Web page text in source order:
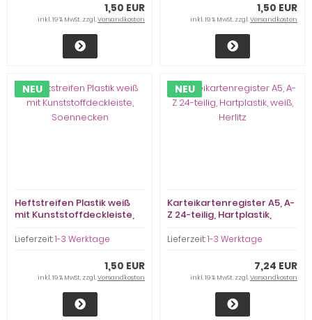
1,50 EUR
inkl. 19 % MwSt. zzgl.Versandkosten
1,50 EUR
inkl. 19 % MwSt. zzgl.Versandkosten
NEU
Heftstreifen Plastik weiß
mit Kunststoffdeckleiste,
Lieferzeit:1-3 Werktage
1,50 EUR
inkl. 19 % MwSt. zzgl.Versandkosten
NEU
Karteikartenregister A5, A-
Z 24-teilig, Hartplastik,
Lieferzeit:1-3 Werktage
7,24 EUR
inkl. 19 % MwSt. zzgl.Versandkosten